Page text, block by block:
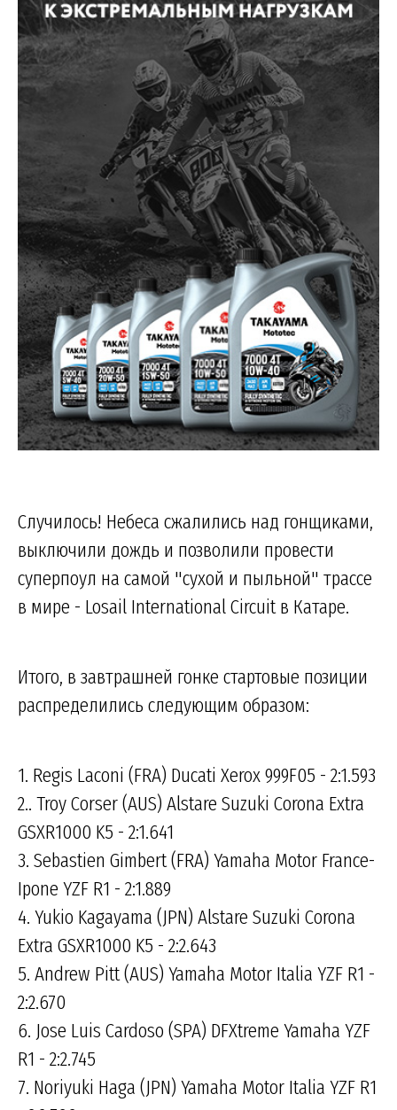
Случилось! Небеса сжалились над гонщиками,
выключили дождь и позволили провести
суперпоул на самой "сухой и пыльной" трассе
в мире - Losail International Circuit в Катаре.
Итого, в завтрашней гонке стартовые позиции
распределились следующим образом:
1. Regis Laconi (FRA) Ducati Xerox 999F05 - 2:1.593
2.. Troy Corser (AUS) Alstare Suzuki Corona Extra
GSXR1000 K5 - 2:1.641
3. Sebastien Gimbert (FRA) Yamaha Motor France-
Ipone YZF R1 - 2:1.889
4. Yukio Kagayama (JPN) Alstare Suzuki Corona
Extra GSXR1000 K5 - 2:2.643
5. Andrew Pitt (AUS) Yamaha Motor Italia YZF R1 -
2:2.670
6. Jose Luis Cardoso (SPA) DFXtreme Yamaha YZF
R1 - 2:2.745
7. Noriyuki Haga (JPN) Yamaha Motor Italia YZF R1